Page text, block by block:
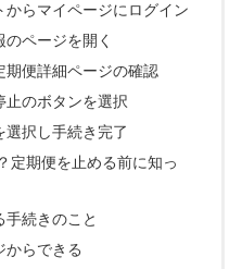
らマイページにログイン
ページを開く
便詳細ページの確認
のボタンを選択
択し手続き完了
定期便を止める前に知っ
続きのこと
からできる